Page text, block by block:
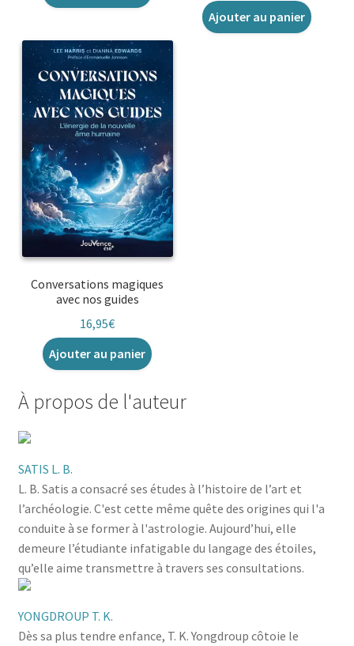
Ajouter au panier
Conversations magiques
avec nos guides
16,95€
Ajouter au panier
À propos de l'auteur
SATIS L. B.
L. B. Satis a consacré ses études à l’histoire de l’art et
l’archéologie. C'est cette même quête des origines qui l'a
conduite à se former à l'astrologie. Aujourd’hui, elle
demeure l’étudiante infatigable du langage des étoiles,
qu’elle aime transmettre à travers ses consultations.
YONGDROUP T. K.
Dès sa plus tendre enfance, T. K. Yongdroup côtoie le